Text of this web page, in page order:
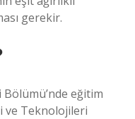
gerekir.
eğitim
ve Teknolojileri